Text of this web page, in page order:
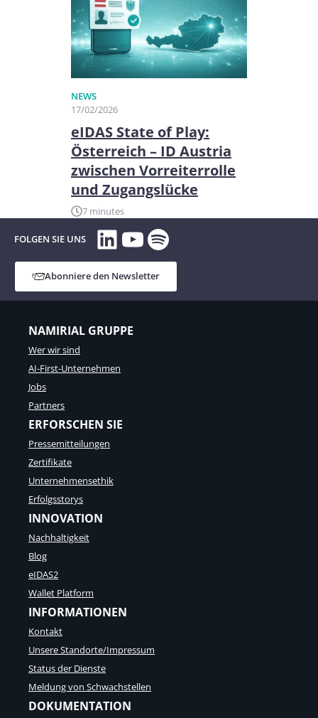
NEWS
17/02/2026
eIDAS State of Play:
Österreich – ID Austria
zwischen Vorreiterrolle
und Zugangslücke
7 minutes
FOLGEN SIE UNS LinkedIn
YouTube
Spotify
Abonniere den Newsletter
NAMIRIAL GRUPPE
Wer wir sind
AI-First-Unternehmen
Jobs
Partners
ERFORSCHEN SIE
Pressemitteilungen
Zertifikate
Unternehmensethik
Erfolgsstorys
INNOVATION
Nachhaltigkeit
Blog
eIDAS2
Wallet Platform
INFORMATIONEN
Kontakt
Unsere Standorte/Impressum
Status der Dienste
Meldung von Schwachstellen
DOKUMENTATION